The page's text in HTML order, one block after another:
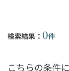
検索結果： 0件
こちらの条件